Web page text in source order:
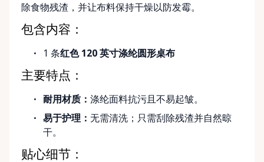
除食物残渣，并让布料保持干燥以防发霉。
包含内容：
1 条红色 120 英寸涤纶圆形桌布
主要特点：
耐用材质：涤纶面料抗污且不易起皱。
易于护理：无需清洗；只需刮除残渣并自然晾
干。
贴心细节：